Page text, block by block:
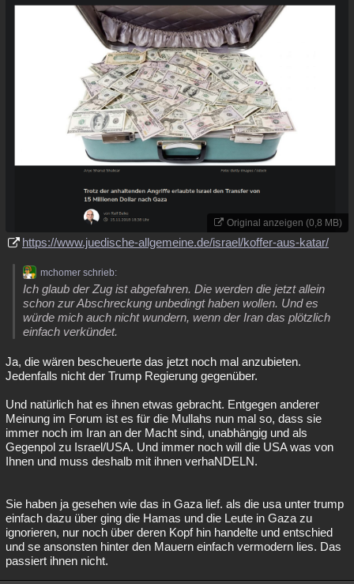
Original anzeigen (0,8 MB)
https://www.juedische-allgemeine.de/israel/koffer-aus-katar/
mchomer schrieb:
Ich glaub der Zug ist abgefahren. Die werden die jetzt allein
schon zur Abschreckung unbedingt haben wollen. Und es
würde mich auch nicht wundern, wenn der Iran das plötzlich
einfach verkündet.
Ja, die wären bescheuerte das jetzt noch mal anzubieten.
Jedenfalls nicht der Trump Regierung gegenüber.
Und natürlich hat es ihnen etwas gebracht. Entgegen anderer
Meinung im Forum ist es für die Mullahs nun mal so, dass sie
immer noch im Iran an der Macht sind, unabhängig und als
Gegenpol zu Israel/USA. Und immer noch will die USA was von
Ihnen und muss deshalb mit ihnen verhaNDELN.
Sie haben ja gesehen wie das in Gaza lief. als die usa unter trump
einfach dazu über ging die Hamas und die Leute in Gaza zu
ignorieren, nur noch über deren Kopf hin handelte und entschied
und se ansonsten hinter den Mauern einfach vermodern lies. Das
passiert ihnen nicht.